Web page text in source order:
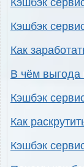
Кэшбэк
Кэшбэк
Как
В чём выгода
Кэшбэк
Как
Кэшбэк